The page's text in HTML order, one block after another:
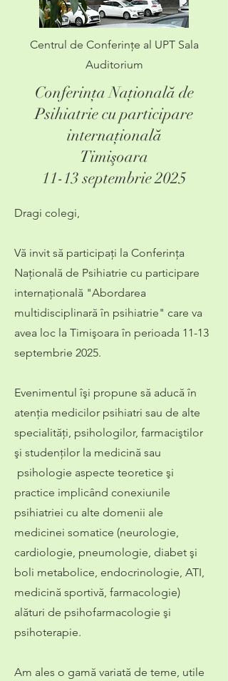
Centrul de Conferinţe al UPT Sala
Auditorium
Conferinţa Naţională de
Psihiatrie cu participare
internaţională
Timişoara
11-13 septembrie 2025
Dragi colegi,
Vă invit să participaţi la Conferinţa
Naţională de Psihiatrie cu participare
internaţională "Abordarea
multidisciplinară în psihiatrie" care va
avea loc la Timişoara în perioada 11-13
septembrie 2025.
Evenimentul îşi propune să aducă în
atenţia medicilor psihiatri sau de alte
specialităţi, psihologilor, farmaciştilor
şi studenţilor la medicină sau
psihologie aspecte teoretice şi
practice implicând conexiunile
psihiatriei cu alte domenii ale
medicinei somatice (neurologie,
cardiologie, pneumologie, diabet şi
boli metabolice, endocrinologie, ATI,
medicină sportivă, farmacologie)
alături de psihofarmacologie şi
psihoterapie.
Am ales o gamă variată de teme, utile